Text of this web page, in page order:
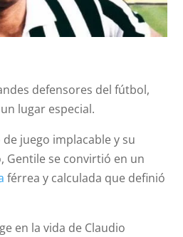
defensores del fútbol,
lugar especial.
juego implacable y su
Gentile se convirtió en un
férrea y calculada que definió
en la vida de Claudio